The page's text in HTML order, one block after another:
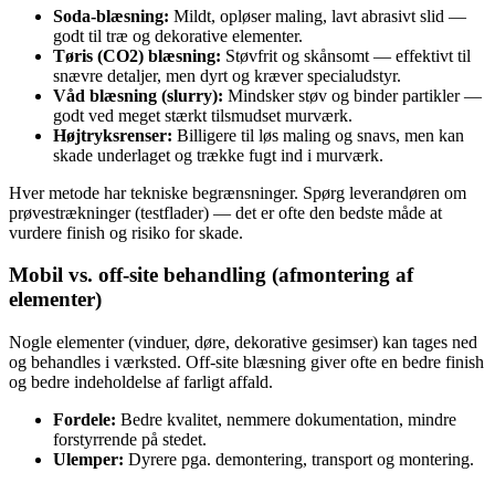
Soda‑blæsning: Mildt, opløser maling, lavt abrasivt slid —
godt til træ og dekorative elementer.
Tøris (CO2) blæsning: Støvfrit og skånsomt — effektivt til
snævre detaljer, men dyrt og kræver specialudstyr.
Våd blæsning (slurry): Mindsker støv og binder partikler —
godt ved meget stærkt tilsmudset murværk.
Højtryksrenser: Billigere til løs maling og snavs, men kan
skade underlaget og trække fugt ind i murværk.
Hver metode har tekniske begrænsninger. Spørg leverandøren om
prøvestrækninger (testflader) — det er ofte den bedste måde at
vurdere finish og risiko for skade.
Mobil vs. off‑site behandling (afmontering af
elementer)
Nogle elementer (vinduer, døre, dekorative gesimser) kan tages ned
og behandles i værksted. Off‑site blæsning giver ofte en bedre finish
og bedre indeholdelse af farligt affald.
Fordele: Bedre kvalitet, nemmere dokumentation, mindre
forstyrrende på stedet.
Ulemper: Dyrere pga. demontering, transport og montering.